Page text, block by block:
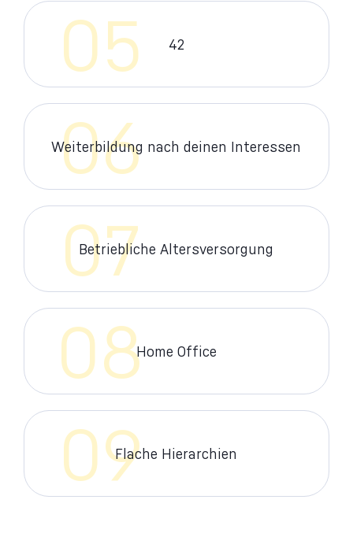
05 42
06
Weiterbildung nach deinen Interessen
07
Betriebliche Altersversorgung
08Home Office
09Flache Hierarchien